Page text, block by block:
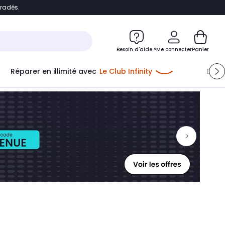
Besoin d'aide ?Me connecter
Créer mon compte
Panier
Réparer en illimité avec Le Club Infinity